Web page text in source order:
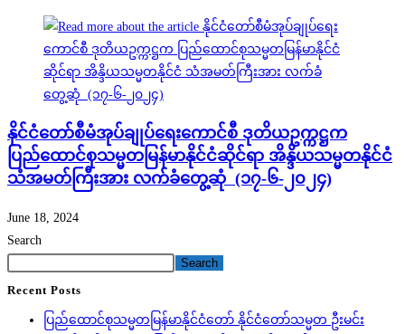
နိုင်ငံတော်စီမံအုပ်ချုပ်ရေးကောင်စီ ဒုတိယဥက္ကဋ္ဌက
ပြည်ထောင်စုသမ္မတမြန်မာနိုင်ငံဆိုင်ရာ အိန္ဒိယသမ္မတနိုင်ငံ
သံအမတ်ကြီးအား လက်ခံတွေ့ဆုံ (၁၇-၆-၂၀၂၄)
June 18, 2024
Search
Search
Recent Posts
ပြည်ထောင်စုသမ္မတမြန်မာနိုင်ငံတော် နိုင်ငံတော်သမ္မတ ဦးမင်း